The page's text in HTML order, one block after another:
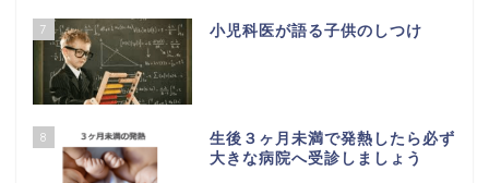
7 小児科医が語る子供のしつけ
8
生後３ヶ月未満で発熱したら必ず
大きな病院へ受診しましょう